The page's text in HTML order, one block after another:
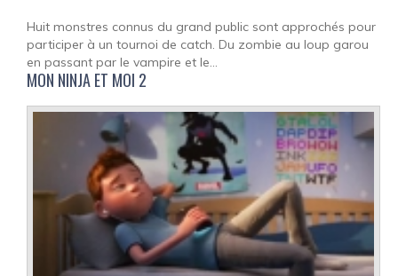
Huit monstres connus du grand public sont approchés pour
participer à un tournoi de catch. Du zombie au loup garou
en passant par le vampire et le...
MON NINJA ET MOI 2